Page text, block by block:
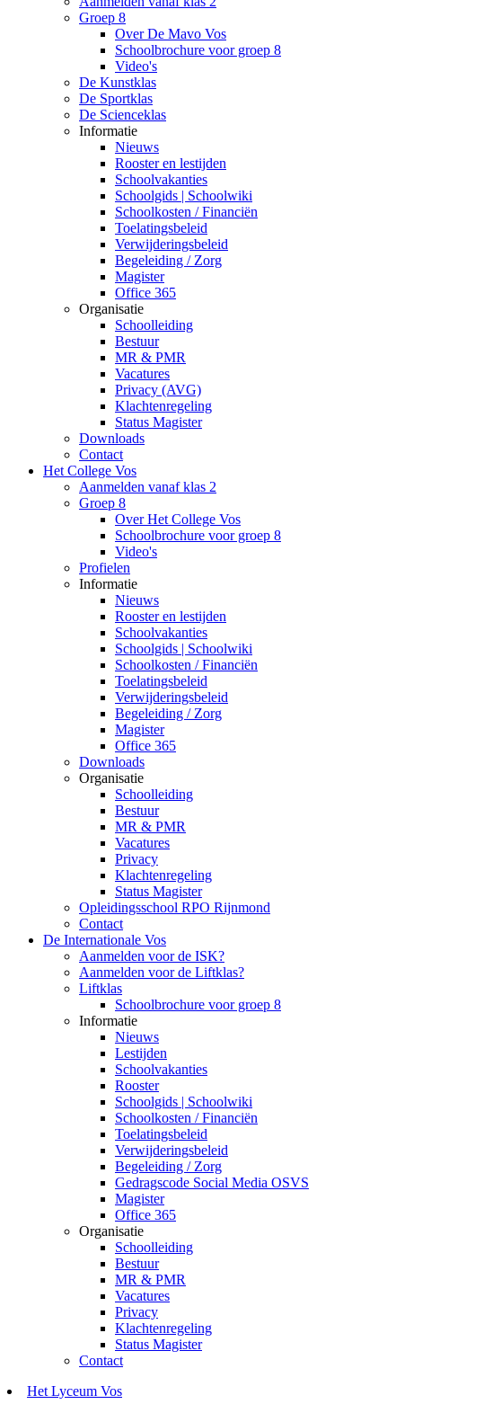
Groep 8
Over De Mavo Vos
Schoolbrochure voor groep 8
Video's
De Kunstklas
De Sportklas
De Scienceklas
Informatie
Nieuws
Rooster en lestijden
Schoolvakanties
Schoolgids | Schoolwiki
Schoolkosten / Financiën
Toelatingsbeleid
Verwijderingsbeleid
Begeleiding / Zorg
Magister
Office 365
Organisatie
Schoolleiding
Bestuur
MR & PMR
Vacatures
Privacy (AVG)
Klachtenregeling
Status Magister
Downloads
Contact
Het College Vos
Aanmelden vanaf klas 2
Groep 8
Over Het College Vos
Schoolbrochure voor groep 8
Video's
Profielen
Informatie
Nieuws
Rooster en lestijden
Schoolvakanties
Schoolgids | Schoolwiki
Schoolkosten / Financiën
Toelatingsbeleid
Verwijderingsbeleid
Begeleiding / Zorg
Magister
Office 365
Downloads
Organisatie
Schoolleiding
Bestuur
MR & PMR
Vacatures
Privacy
Klachtenregeling
Status Magister
Opleidingsschool RPO Rijnmond
Contact
De Internationale Vos
Aanmelden voor de ISK?
Aanmelden voor de Liftklas?
Liftklas
Schoolbrochure voor groep 8
Informatie
Nieuws
Lestijden
Schoolvakanties
Rooster
Schoolgids | Schoolwiki
Schoolkosten / Financiën
Toelatingsbeleid
Verwijderingsbeleid
Begeleiding / Zorg
Gedragscode Social Media OSVS
Magister
Office 365
Organisatie
Schoolleiding
Bestuur
MR & PMR
Vacatures
Privacy
Klachtenregeling
Status Magister
Contact
Het Lyceum Vos